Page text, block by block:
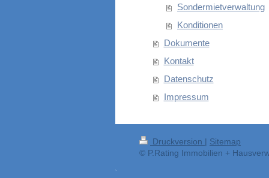
Sondermietverwaltung
Konditionen
Dokumente
Kontakt
Datenschutz
Impressum
Druckversion | Sitemap
© P.Rating Immobilien +